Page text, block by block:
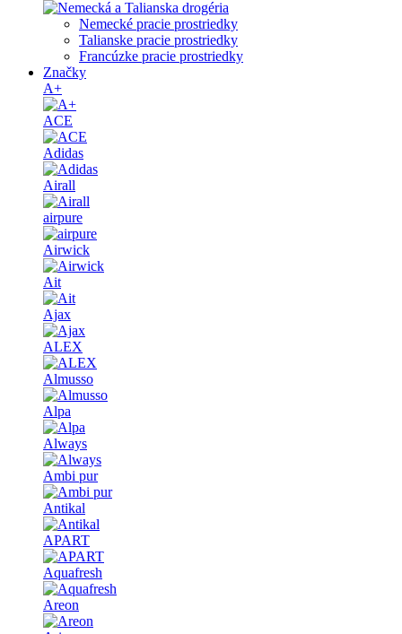
Nemecké pracie prostriedky
Talianske pracie prostriedky
Francúzke pracie prostriedky
Značky
A+
ACE
Adidas
Airall
airpure
Airwick
Ait
Ajax
ALEX
Almusso
Alpa
Always
Ambi pur
Antikal
APART
Aquafresh
Areon